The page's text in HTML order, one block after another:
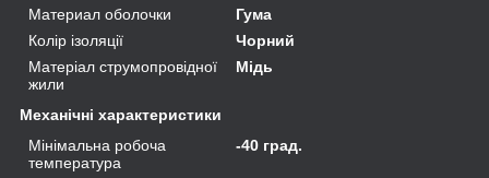
Материал оболочки
Гума
Колір ізоляції
Чорний
Матеріал струмопровідної
жили
Мідь
Механічні характеристики
Мінімальна робоча
температура
-40 град.